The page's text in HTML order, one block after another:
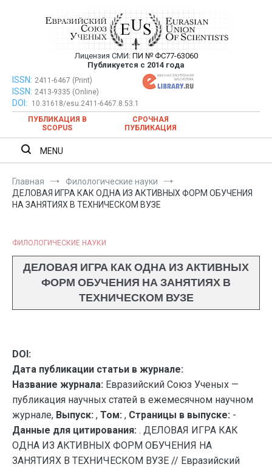
Евразийский Союз Ученых —
публикация научных статей в
ежемесячном научном журнале
Лицензия СМИ: ПИ № ФС77-63060
Публикуется с 2014 года
Евразийский Союз Ученых — публикация научных статей в
ежемесячном научном журнале
ISSN: 2411-6467 (Print)
ISSN: 2413-9335 (Online)
DOI:
10.31618/esu.2411-6467.8.53.1
ПУБЛИКАЦИЯ В
SCOPUS
СРОЧНАЯ
ПУБЛИКАЦИЯ
MENU
Главная
Филологические науки
ДЕЛОВАЯ ИГРА КАК ОДНА ИЗ АКТИВНЫХ ФОРМ ОБУЧЕНИЯ
НА ЗАНЯТИЯХ В ТЕХНИЧЕСКОМ ВУЗЕ
ФИЛОЛОГИЧЕСКИЕ НАУКИ
ДЕЛОВАЯ ИГРА КАК ОДНА ИЗ АКТИВНЫХ
ФОРМ ОБУЧЕНИЯ НА ЗАНЯТИЯХ В
ТЕХНИЧЕСКОМ ВУЗЕ
DOI:
Дата публикации статьи в журнале:
Название журнала: Евразийский Союз Ученых —
публикация научных статей в ежемесячном научном
журнале, Выпуск: , Том: , Страницы в выпуске: -
Данные для цитирования: . ДЕЛОВАЯ ИГРА КАК
ОДНА ИЗ АКТИВНЫХ ФОРМ ОБУЧЕНИЯ НА
ЗАНЯТИЯХ В ТЕХНИЧЕСКОМ ВУЗЕ // Евразийский